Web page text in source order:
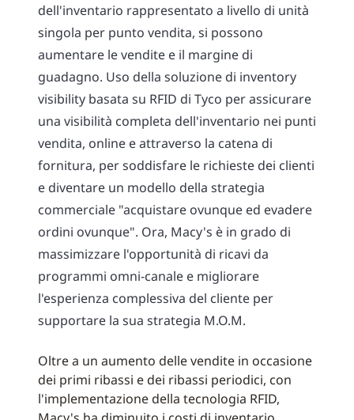
dell'inventario rappresentato a livello di unità
singola per punto vendita, si possono
aumentare le vendite e il margine di
guadagno. Uso della soluzione di inventory
visibility basata su RFID di Tyco per assicurare
una visibilità completa dell'inventario nei punti
vendita, online e attraverso la catena di
fornitura, per soddisfare le richieste dei clienti
e diventare un modello della strategia
commerciale "acquistare ovunque ed evadere
ordini ovunque". Ora, Macy's è in grado di
massimizzare l'opportunità di ricavi da
programmi omni-canale e migliorare
l'esperienza complessiva del cliente per
supportare la sua strategia M.O.M.
Oltre a un aumento delle vendite in occasione
dei primi ribassi e dei ribassi periodici, con
l'implementazione della tecnologia RFID,